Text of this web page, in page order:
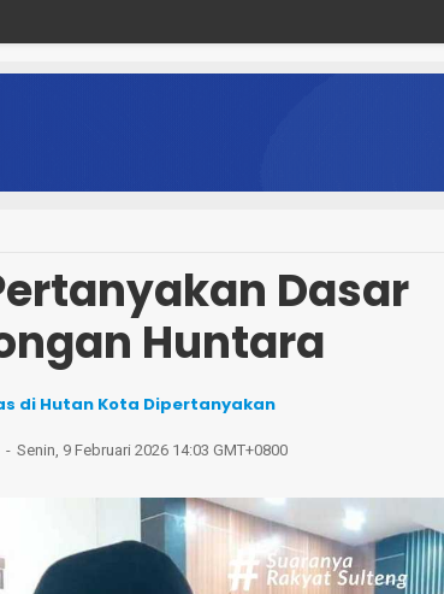
Dasar
Huntara
di Hutan Kota Dipertanyakan
Senin, 9 Februari 2026 14:03 GMT+0800